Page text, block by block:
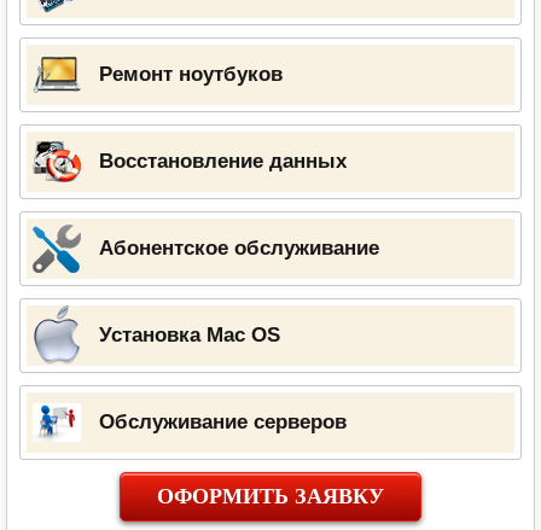
Ремонт ноутбуков
Восстановление данных
Абонентское обслуживание
Установка Mac OS
Обслуживание серверов
ОФОРМИТЬ ЗАЯВКУ